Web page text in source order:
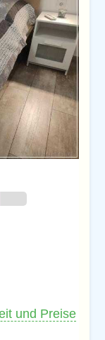
und Preise